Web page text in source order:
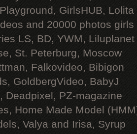
GirlsHUB, Lolita
and 20000 photos
LS, BD, YWM, Liluplanet
St. Peterburg, Moscow
Falkovideo, Bibigon
GoldbergVideo, BabyJ
Deadpixel, PZ-magazine
Home Made Model
Valya and Irisa, Syrup